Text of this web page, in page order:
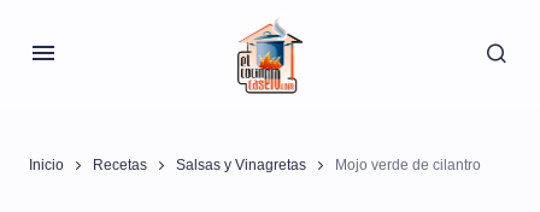
Inicio Recetas Salsas y Vinagretas Mojo verde de cilantro